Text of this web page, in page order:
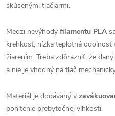
skúsenými tlačiarmi.
Medzi nevýhody filamentu PLA
krehkosť, nízka teplotná odolnosť
žiarením. Treba zdôrazniť, že
a nie je vhodný na tlač
Materiál je dodávaný v
pohltenie prebytočnej vlhkosti.